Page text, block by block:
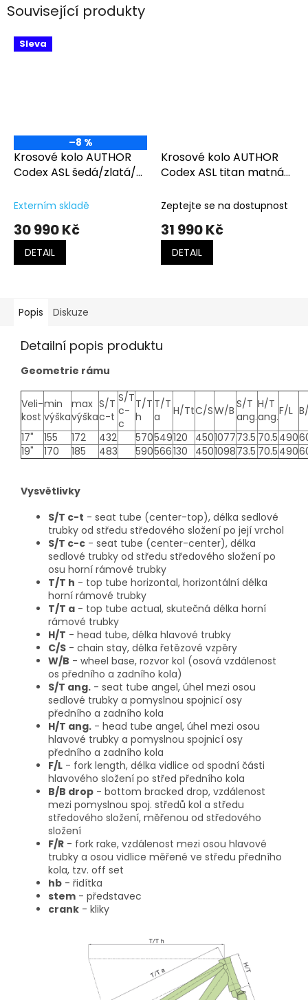
Související produkty
Sleva
–8 %
Krosové kolo AUTHOR
Codex ASL šedá/zlatá/
Externím skladě
30 990 Kč
DETAIL
Krosové kolo AUTHOR
Codex ASL titan matná-
Zeptejte se na dostupnost
31 990 Kč
DETAIL
Popis Diskuze
Detailní popis produktu
Geometrie rámu
Veli-
kost
min
výška
max
výška
S/T
c-t
S/T
c-
c
T/T
h
T/T
a
H/TtC/SW/B S/T
ang.
H/T
ang.F/L
17"
155 172 432 570549120 450107773.5 70.5 490
19"
170 185 483 590566130 450109873.5 70.5 490
Vysvětlivky
S/T c-t - seat tube (center-top), délka sedlové
trubky od středu středového složení po její vrchol
S/T c-c - seat tube (center-center), délka
sedlové trubky od středu středového složení po
osu horní rámové trubky
T/T h - top tube horizontal, horizontální délka
horní rámové trubky
T/T a - top tube actual, skutečná délka horní
rámové trubky
H/T - head tube, délka hlavové trubky
C/S - chain stay, délka řetězové vzpěry
W/B - wheel base, rozvor kol (osová vzdálenost
os předního a zadního kola)
S/T ang. - seat tube angel, úhel mezi osou
sedlové trubky a pomyslnou spojnicí osy
předního a zadního kola
H/T ang. - head tube angel, úhel mezi osou
hlavové trubky a pomyslnou spojnicí osy
předního a zadního kola
F/L - fork length, délka vidlice od spodní části
hlavového složení po střed předního kola
B/B drop - bottom bracked drop, vzdálenost
mezi pomyslnou spoj. středů kol a středu
středového složení, měřenou od středového
složení
F/R - fork rake, vzdálenost mezi osou hlavové
trubky a osou vidlice měřené ve středu předního
kola, tzv. off set
hb - řidítka
stem - představec
crank - kliky